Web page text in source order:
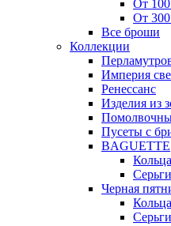
От
От
Все броши
Коллекции
Империя
Ренессанс
Изделия из
Пусеты с
BAGUETTE
Кольца
Серьги
Черная
Кольца
Серьги